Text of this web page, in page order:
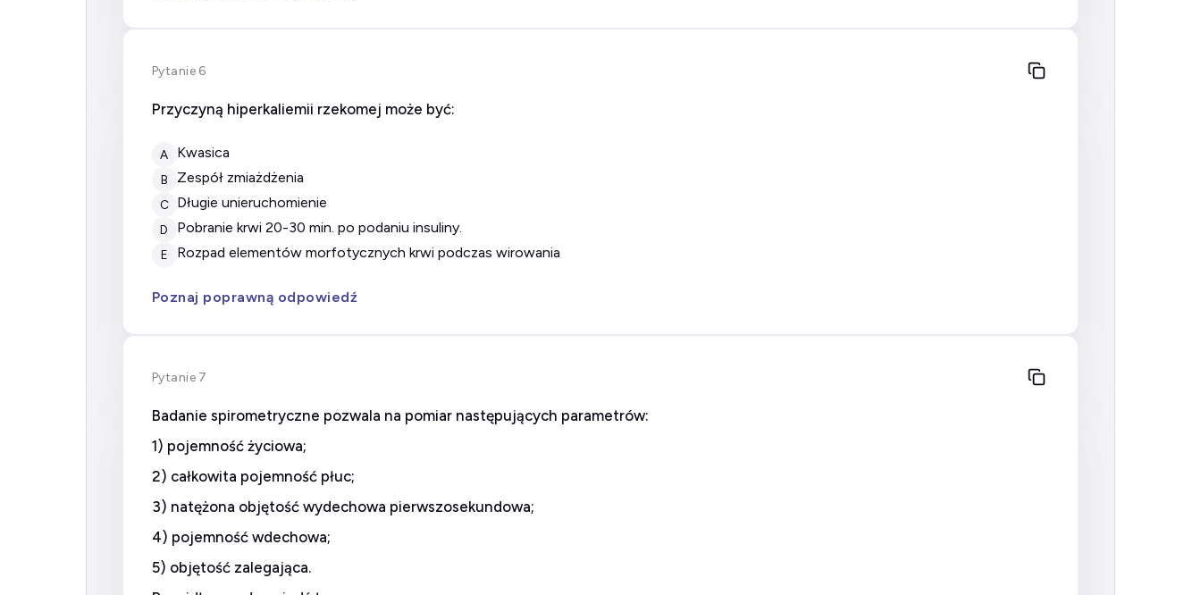
Pytanie 6
Przyczyną hiperkaliemii rzekomej może być:
A kwasica
B zespół zmiażdżenia
C długie unieruchomienie
D pobranie krwi 20-30 min. po podaniu insuliny.
E rozpad elementów morfotycznych krwi podczas wirowania
Poznaj poprawną odpowiedź
Pytanie 7
Badanie spirometryczne pozwala na pomiar następujących parametrów:
1) pojemność życiowa;
2) całkowita pojemność płuc;
3) natężona objętość wydechowa pierwszosekundowa;
4) pojemność wdechowa;
5) objętość zalegająca.